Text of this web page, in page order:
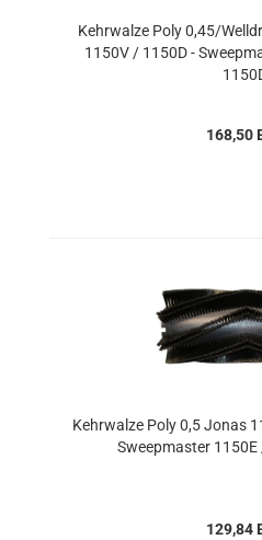
Kehrwalze Poly 0,45/
1150V / 1150D -
168,50
Kehrwalze Poly 0,5 Jonas
Sweepmaster
129,84